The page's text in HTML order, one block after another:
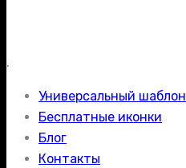
.
Универсальный шаблон
Бесплатные иконки
Блог
Контакты